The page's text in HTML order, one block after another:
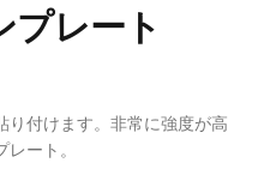
プレート
り付けます。非常に強度が高
ート。